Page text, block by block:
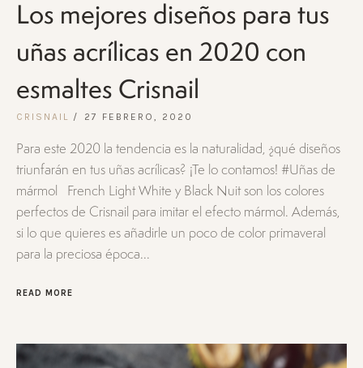
Los mejores diseños para tus
uñas acrílicas en 2020 con
esmaltes Crisnail
CRISNAIL 27 FEBRERO, 2020
Para este 2020 la tendencia es la naturalidad, ¿qué diseños
triunfarán en tus uñas acrílicas? ¡Te lo contamos! #Uñas de
mármol French Light White y Black Nuit son los colores
perfectos de Crisnail para imitar el efecto mármol. Además,
si lo que quieres es añadirle un poco de color primaveral
para la preciosa época...
READ MORE